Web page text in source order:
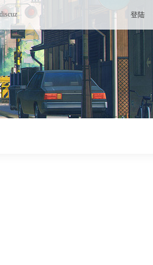
discuz 登陆